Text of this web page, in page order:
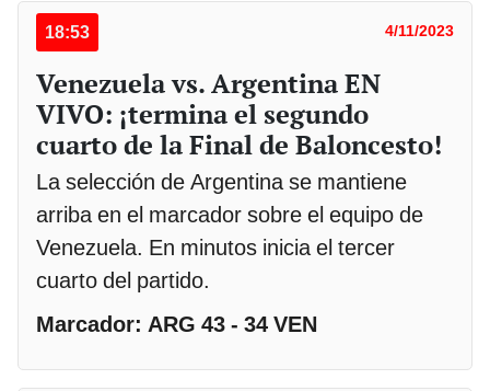
18:53 4/11/2023
Venezuela vs. Argentina EN
VIVO: ¡termina el segundo
cuarto de la Final de Baloncesto!
La selección de Argentina se mantiene
arriba en el marcador sobre el equipo de
Venezuela. En minutos inicia el tercer
cuarto del partido.
Marcador: ARG 43 - 34 VEN